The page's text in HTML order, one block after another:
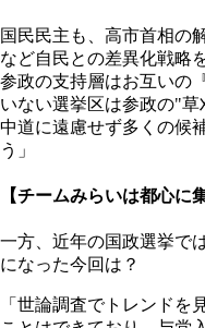
国民民主も、高市首相の
など自民との差異化戦略
参政の支持層はお互いの
いない選挙区は参政の"草
中道に遠慮せず多くの候
う」
【チームみらいは都心に
一方、近年の国政選挙で
になった今回は？
「世論調査でトレンドを